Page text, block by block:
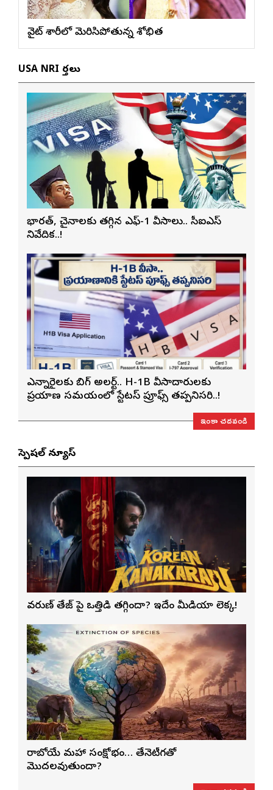
వైట్ శారీలో మెరిసిపోతున్న శోభిత
USA NRI వార్తలు
భారత్, చైనాలకు తగ్గిన ఎఫ్-1 వీసాలు.. సీఐఎస్
నివేదిక..!
ఎన్నారైలకు బిగ్ అలర్ట్.. H-1B వీసాదారులకు
ప్రయాణ సమయంలో స్టేటస్ ప్రూఫ్స్ తప్పనిసరి..!
ఇంకా చదవండి
స్పెషల్ న్యూస్
వరుణ్ తేజ్‌ పై ఒత్తిడి తగ్గిందా? ఇదేం మీడియా లెక్క!
రాబోయే మహా సంక్షోభం… తేనెటీగతో
మొదలవుతుందా?